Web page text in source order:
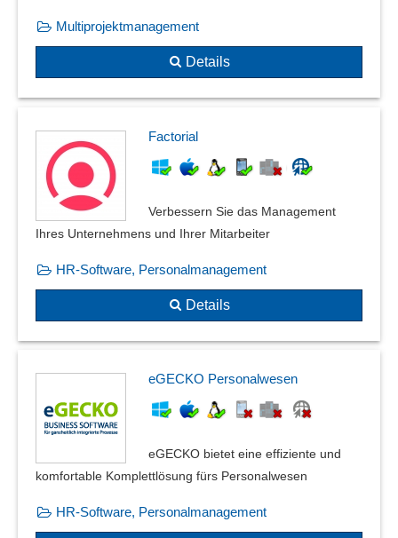
Multiprojektmanagement
Details
Factorial
Verbessern Sie das Management
Ihres Unternehmens und Ihrer Mitarbeiter
HR-Software, Personalmanagement
Details
eGECKO Personalwesen
eGECKO bietet eine effiziente und
komfortable Komplett­lösung fürs Personalwesen
HR-Software, Personalmanagement